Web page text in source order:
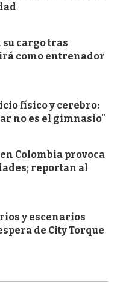
su cargo tras
como entrenador
físico y cerebro:
no es el gimnasio"
Colombia provoca
reportan al
y escenarios
de City Torque